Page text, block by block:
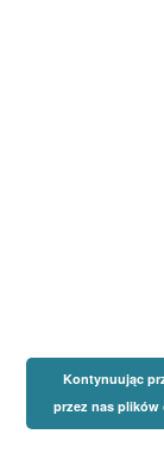
Kontynuując
przez nas plików